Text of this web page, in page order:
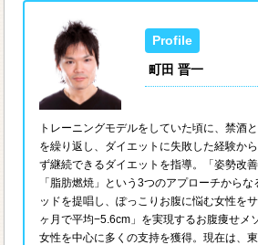
町田 晋一
トレーニングモデルをしていた頃に、禁酒
を繰り返し、ダイエットに失敗した経験か
ず継続できるダイエットを指導。「姿勢改善
「脂肪燃焼」という3つのアプローチから
ッドを提唱し、ぽっこりお腹に悩む女性を
ヶ月で平均−5.6cm」を実現するお腹痩せメ
女性を中心に多くの支持を獲得。現在は、